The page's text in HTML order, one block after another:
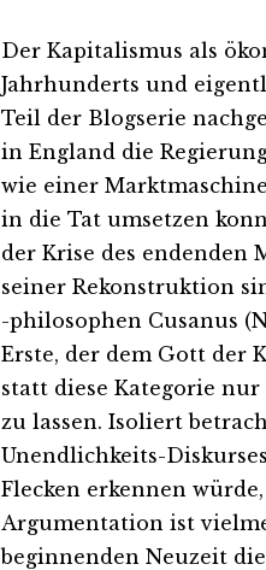
Der Kapitalismus als
Jahrhunderts und
Teil der Blogserie
in England die
wie einer
in die Tat umsetzen
der Krise des endenden
seiner Rekonstruktion
-philosophen Cusanus
Erste, der dem Gott der
statt diese Kategorie
zu lassen. Isoliert
Unendlichkeits-
Flecken erkennen
Argumentation ist
beginnenden Neuzeit